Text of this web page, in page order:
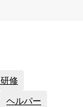
修
ヘルパー